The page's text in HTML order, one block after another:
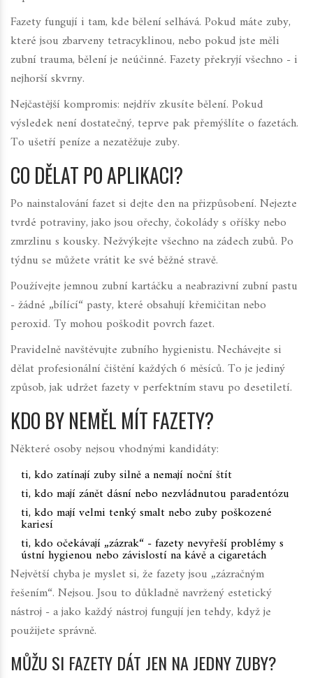
Fazety fungují i tam, kde bělení selhává. Pokud máte zuby,
které jsou zbarveny tetracyklinou, nebo pokud jste měli
zubní trauma, bělení je neúčinné. Fazety překryjí všechno - i
nejhorší skvrny.
Nejčastější kompromis: nejdřív zkusíte bělení. Pokud
výsledek není dostatečný, teprve pak přemýšlíte o fazetách.
To ušetří peníze a nezatěžuje zuby.
CO DĚLAT PO APLIKACI?
Po nainstalování fazet si dejte den na přizpůsobení. Nejezte
tvrdé potraviny, jako jsou ořechy, čokolády s oříšky nebo
zmrzlinu s kousky. Nežvýkejte všechno na zádech zubů. Po
týdnu se můžete vrátit ke své běžné stravě.
Používejte jemnou zubní kartáčku a neabrazivní zubní pastu
- žádné „bílící“ pasty, které obsahují křemičitan nebo
peroxid. Ty mohou poškodit povrch fazet.
Pravidelně navštěvujte zubního hygienistu. Nechávejte si
dělat profesionální čištění každých 6 měsíců. To je jediný
způsob, jak udržet fazety v perfektním stavu po desetiletí.
KDO BY NEMĚL MÍT FAZETY?
Některé osoby nejsou vhodnými kandidáty:
ti, kdo zatínají zuby silně a nemají noční štít
ti, kdo mají zánět dásní nebo nezvládnutou paradentózu
ti, kdo mají velmi tenký smalt nebo zuby poškozené
kariesí
ti, kdo očekávají „zázrak“ - fazety nevyřeší problémy s
ústní hygienou nebo závislostí na kávě a cigaretách
Největší chyba je myslet si, že fazety jsou „zázračným
řešením“. Nejsou. Jsou to důkladně navržený estetický
nástroj - a jako každý nástroj fungují jen tehdy, když je
použijete správně.
MŮŽU SI FAZETY DÁT JEN NA JEDNY ZUBY?